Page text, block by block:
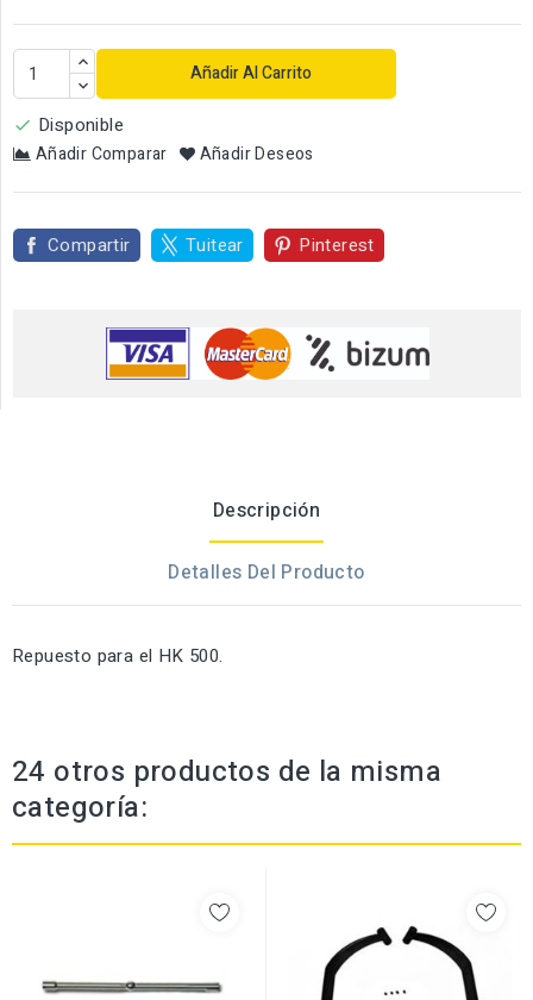
Añadir Al Carrito
 Disponible
Añadir Comparar Añadir Deseos
Compartir Tuitear Pinterest
Descripción
Detalles Del Producto
Repuesto para el HK 500.
24 otros productos de la misma
categoría: